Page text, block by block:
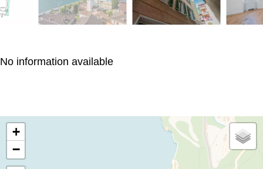
No information available
+
−